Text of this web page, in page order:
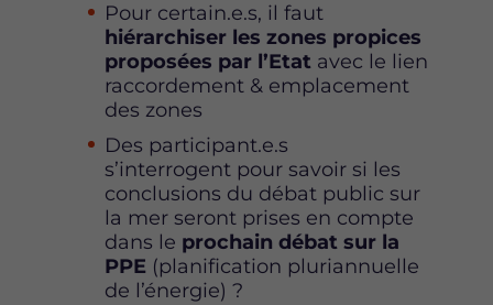
Pour certain.e.s, il faut
hiérarchiser les zones propices
proposées par l’Etat avec le lien
raccordement & emplacement
des zones
Des participant.e.s
s’interrogent pour savoir si les
conclusions du débat public sur
la mer seront prises en compte
dans le prochain débat sur la
PPE (planification pluriannuelle
de l’énergie) ?